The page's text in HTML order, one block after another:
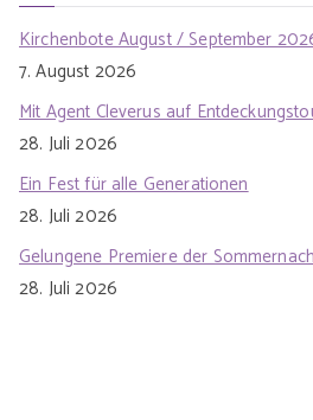
Kirchenbote August / September
7. August 2026
Mit Agent Cleverus auf
28. Juli 2026
Ein Fest für alle Generationen
28. Juli 2026
Gelungene Premiere der
28. Juli 2026